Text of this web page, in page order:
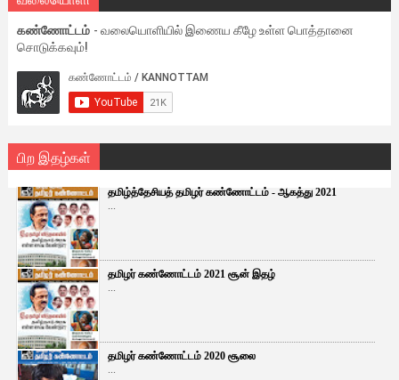
கண்ணோட்டம் - வலையொளியில் இணைய கீழே உள்ள பொத்தானை
சொடுக்கவும்!
பிற இதழ்கள்
தமிழ்த்தேசியத் தமிழர் கண்ணோட்டம் - ஆகத்து 2021
...
தமிழர் கண்ணோட்டம் 2021 சூன் இதழ்
...
தமிழர் கண்ணோட்டம் 2020 சூலை
...